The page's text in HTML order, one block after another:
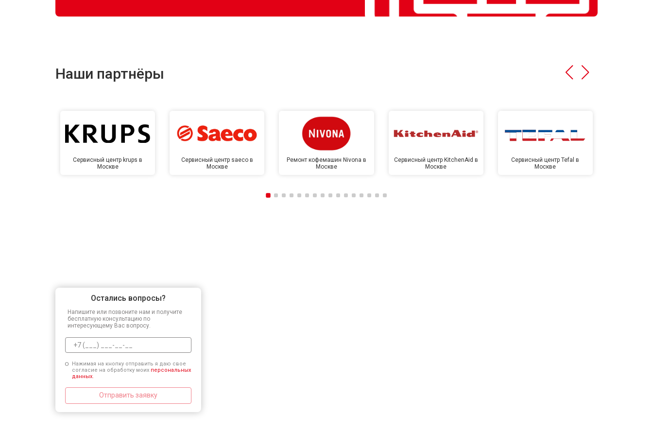
Наши партнёры
Сервисный центр krups в
Москве
Сервисный центр saeco в
Москве
Ремонт кофемашин Nivona в
Москве
Сервисный центр KitchenAid в
Москве
Сервисный центр Tefal в
Москве
Остались вопросы?
Напишите или позвоните нам и получите
бесплатную консультацию по
интересующему Вас вопросу.
Нажимая на кнопку отправить я даю свое
согласие на обработку моих персональных
данных.
Отправить заявку